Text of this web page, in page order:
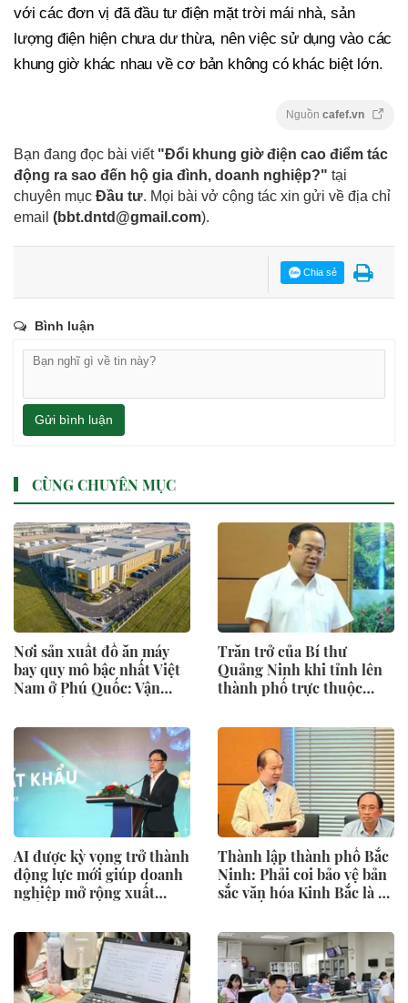
với các đơn vị đã đầu tư điện mặt trời mái nhà, sản
lượng điện hiện chưa dư thừa, nên việc sử dụng vào các
khung giờ khác nhau về cơ bản không có khác biệt lớn.
Nguồn cafef.vn
Bạn đang đọc bài viết "Đổi khung giờ điện cao điểm tác
động ra sao đến hộ gia đình, doanh nghiệp?" tại
chuyên mục Đầu tư. Mọi bài vở cộng tác xin gửi về địa chỉ
email (bbt.dntd@gmail.com).
Chia sẻ
Bình luận
Gửi bình luận
CÙNG CHUYÊN MỤC
Nơi sản xuất đồ ăn máy
bay quy mô bậc nhất Việt
Nam ở Phú Quốc: Vận
triệu khách
Trăn trở của Bí thư
Quảng Ninh khi tỉnh lên
thành phố trực thuộc
AI được kỳ vọng trở thành
động lực mới giúp doanh
nghiệp mở rộng xuất
Thành lập thành phố Bắc
Ninh: Phải coi bảo vệ bản
sắc văn hóa Kinh Bắc là 1
nhiệm pháp lý lâu dài